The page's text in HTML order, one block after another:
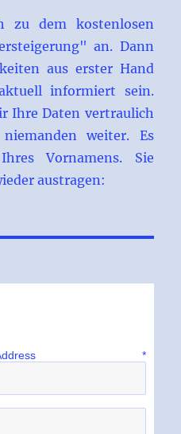
zu dem kostenlosen
an. Dann
aus erster Hand
informiert sein.
Ihre Daten vertraulich
weiter. Es
Vornamens. Sie
austragen:
*